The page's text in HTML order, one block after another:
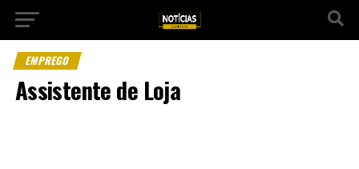
EMPREGO
Assistente de Loja